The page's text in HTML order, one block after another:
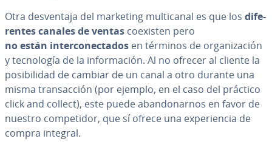
Otra de­s­ve­n­ta­ja del marketing mu­l­ti­ca­nal es que los di­fe­
re­n­tes canales de ventas coexisten pero
no están in­te­r­co­ne­c­ta­dos en términos de or­ga­ni­za­ción
y te­c­no­lo­gía de la in­fo­r­ma­ción. Al no ofrecer al cliente la
po­si­bi­li­dad de cambiar de un canal a otro durante una
misma tra­n­sac­ción (por ejemplo, en el caso del práctico
click and collect), este puede aba­n­do­nar­nos en favor de
nuestro co­m­pe­ti­dor, que sí ofrece una ex­pe­rie­n­cia de
compra integral.